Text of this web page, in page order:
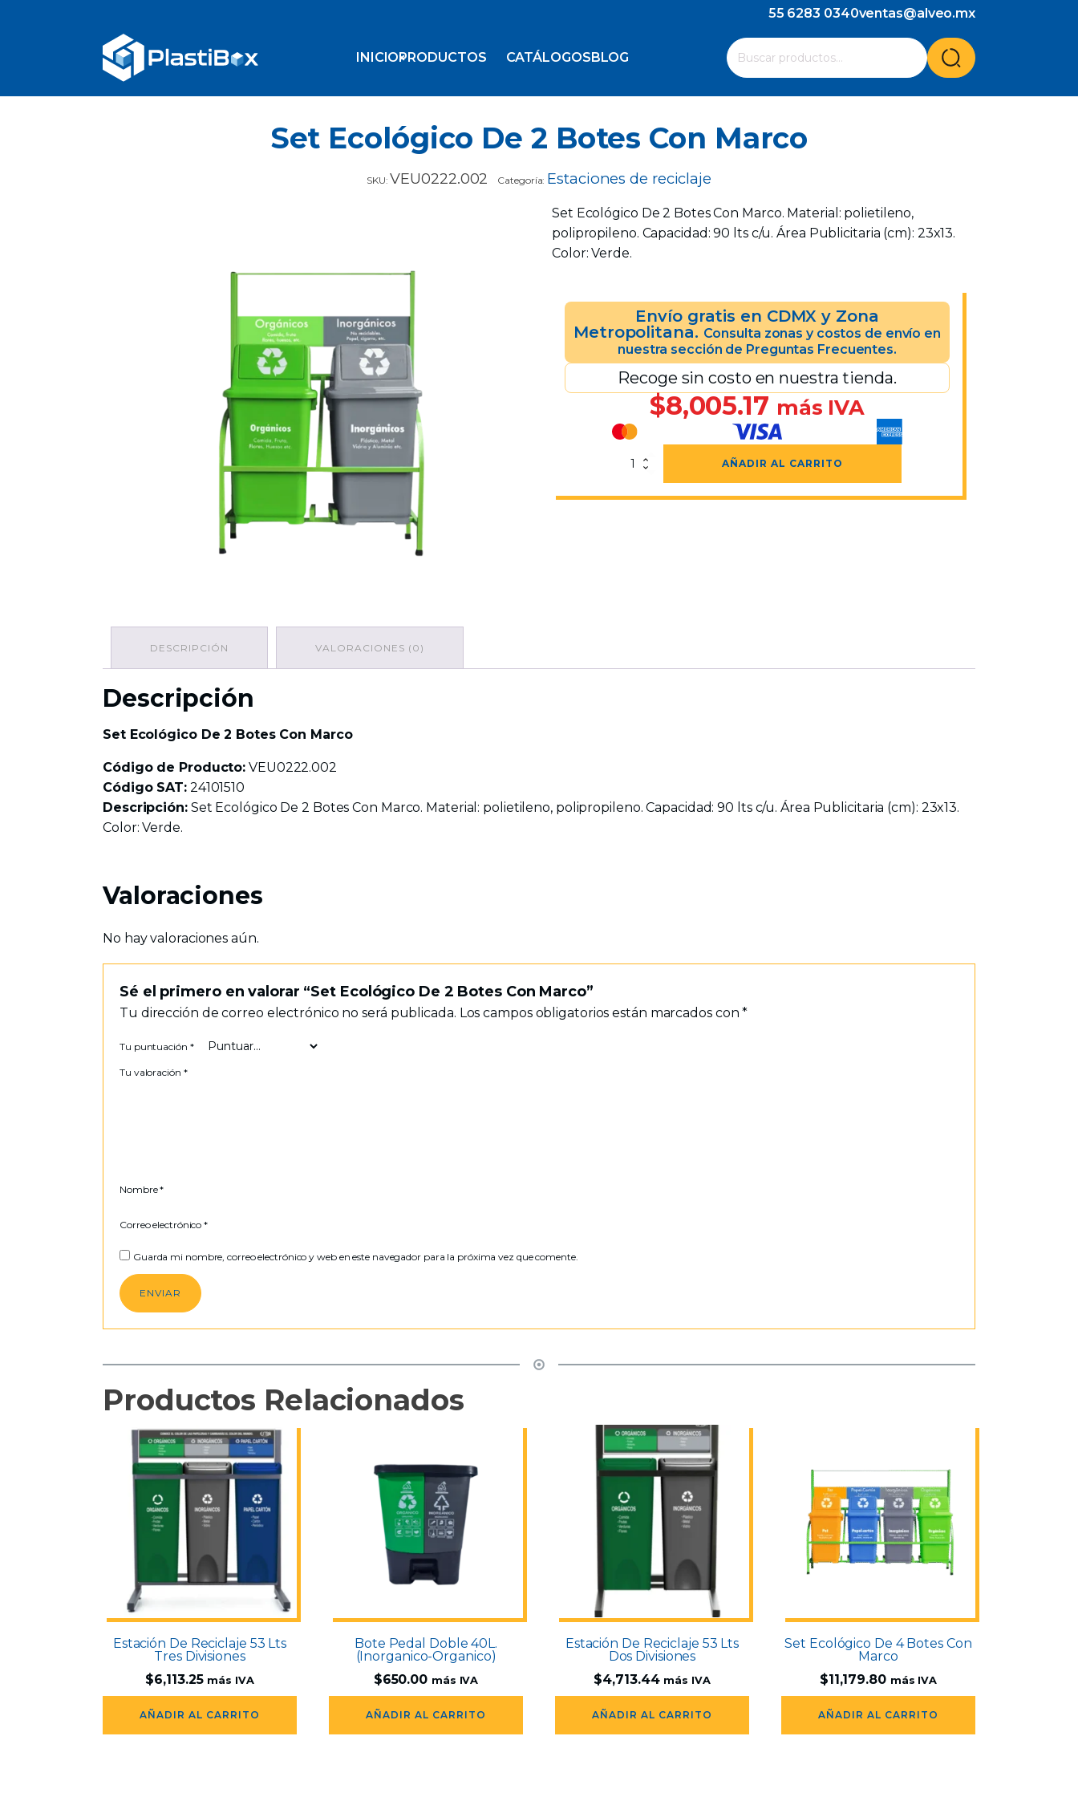
55 6283 0340ventas@alveo.mx
INICIOPRODUCTOS CATÁLOGOSBLOG
Buscar
por:
Cuando hay resultados autocompletados, puedes
Set Ecológico De 2 Botes Con Marco
SKU: VEU0222.002 Categoría: Estaciones de reciclaje
Set Ecológico De 2 Botes Con Marco. Material: polietileno,
polipropileno. Capacidad: 90 lts c/u. Área Publicitaria (cm): 23x13.
Color: Verde.
Envío gratis en CDMX y Zona
Metropolitana. Consulta zonas y costos de envío en
nuestra sección de Preguntas Frecuentes.
Recoge sin costo en nuestra tienda.
$8,005.17 más IVA
AÑADIR AL CARRITO
DESCRIPCIÓN VALORACIONES (0)
Descripción
Set Ecológico De 2 Botes Con Marco
Código de Producto: VEU0222.002
Código SAT:24101510
Descripción:Set Ecológico De 2 Botes Con Marco. Material: polietileno, polipropileno. Capacidad: 90 lts c/u. Área Publicitaria (cm): 23x13.
Color: Verde.
Valoraciones
No hay valoraciones aún.
Sé el primero en valorar “Set Ecológico De 2 Botes Con Marco”
Tu dirección de correo electrónico no será publicada. Los campos obligatorios están marcados con*
Tu puntuación *
Tu valoración *
Nombre*
Correo electrónico*
Guarda mi nombre, correo electrónico y web en este navegador para la próxima vez que comente.
Productos Relacionados
Estación De Reciclaje 53 Lts
Tres Divisiones
$6,113.25 más IVA
AÑADIR AL CARRITO
Bote Pedal Doble 40L.
(Inorganico-Organico)
$650.00 más IVA
AÑADIR AL CARRITO
Estación De Reciclaje 53 Lts
Dos Divisiones
$4,713.44 más IVA
AÑADIR AL CARRITO
Set Ecológico De 4 Botes Con
Marco
$11,179.80 más IVA
AÑADIR AL CARRITO